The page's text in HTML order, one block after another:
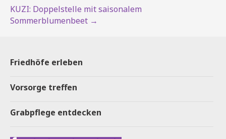
KUZI: Doppelstelle mit saisonalem
Sommerblumenbeet →
Friedhöfe erleben
Vorsorge treffen
Grabpflege entdecken